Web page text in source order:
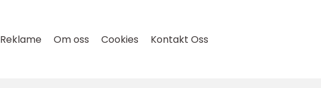
Reklame Om oss Cookies Kontakt Oss